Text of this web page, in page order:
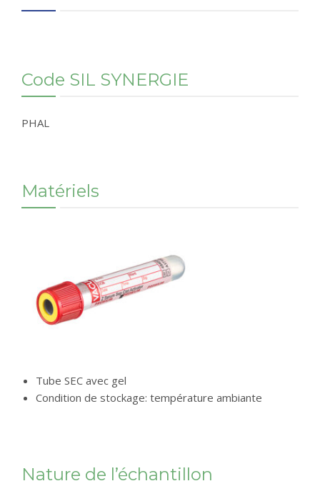
Code SIL SYNERGIE
PHAL
Matériels
Tube SEC avec gel
Condition de stockage: température ambiante
Nature de l’échantillon